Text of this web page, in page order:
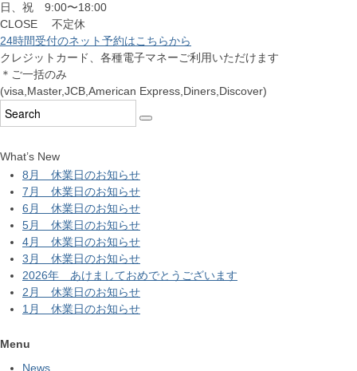
日、祝 9:00〜18:00
CLOSE 不定休
24時間受付のネット予約はこちらから
クレジットカード、各種電子マネーご利用いただけます
＊ご一括のみ
(visa,Master,JCB,American Express,Diners,Discover)
What’s New
8月 休業日のお知らせ
7月 休業日のお知らせ
6月 休業日のお知らせ
5月 休業日のお知らせ
4月 休業日のお知らせ
3月 休業日のお知らせ
2026年 あけましておめでとうございます
2月 休業日のお知らせ
1月 休業日のお知らせ
Menu
News